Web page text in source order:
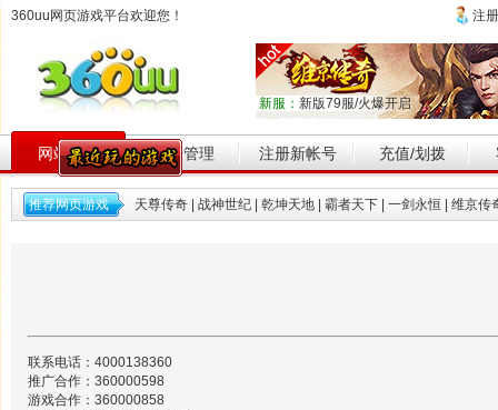
360uu网页游戏平台欢迎您！ 注册
新服： 新版79服/火爆开启
网站首页 帐号管理 注册新帐号 充值/划拨
推荐网页游戏 天尊传奇 战神世纪 乾坤天地 霸者天下 一剑永恒 维京传
联系电话：4000138360
推广合作：360000598
游戏合作：360000858